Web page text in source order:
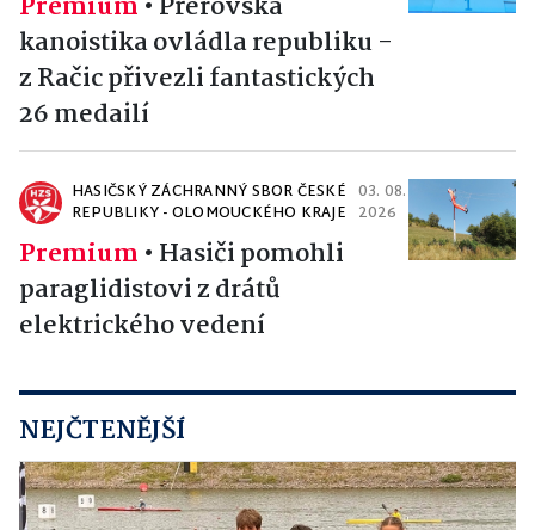
kanoistika ovládla republiku -
z Račic přivezli fantastických
26 medailí
HASIČSKÝ ZÁCHRANNÝ SBOR ČESKÉ
REPUBLIKY - OLOMOUCKÉHO KRAJE
03. 08.
2026
Premium • Hasiči pomohli
paraglidistovi z drátů
elektrického vedení
NEJČTENĚJŠÍ